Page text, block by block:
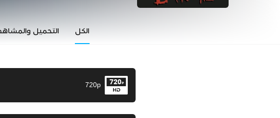
الكل التحميل
720p